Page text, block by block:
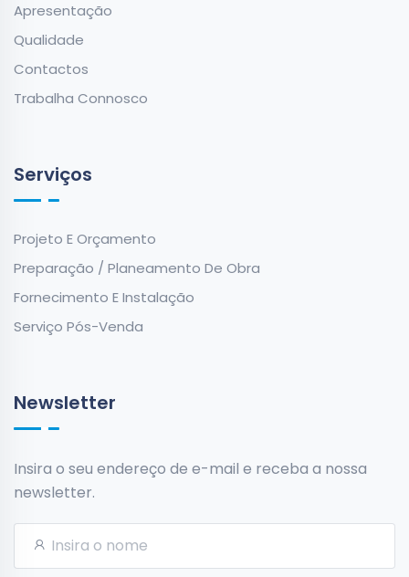
Apresentação
Qualidade
Contactos
Trabalha Connosco
Serviços
Projeto E Orçamento
Preparação / Planeamento De Obra
Fornecimento E Instalação
Serviço Pós-Venda
Newsletter
Insira o seu endereço de e-mail e receba a nossa
newsletter.